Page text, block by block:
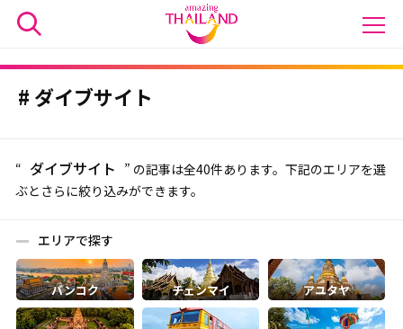
ダイブサイト
“ ダイブサイト ” の記事は全40件あります。下記のエリアを選
ぶとさらに絞り込みができます。
エリアで探す
バンコク チェンマイ アユタヤ